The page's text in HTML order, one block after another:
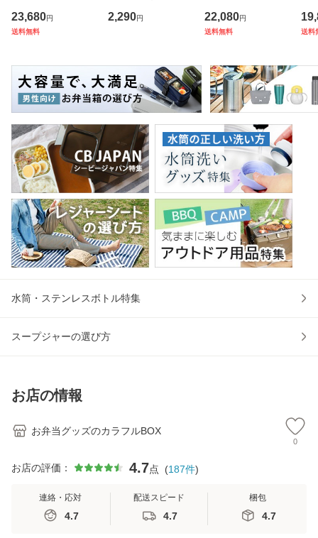
奥行き45cm キャ
スター付き 折りた
ッキング 会議机 ミ
ーティング
23,680円
送料無料
フタ付き ステンレ
ス JDG-352 （ Th
マグ カップ 保温
保冷 保温
2,290円
上置きセット ショ
ーケース （ ウィス
ガラス製 ガラスケ
ース キ
22,080円
送料無料
ン
（
綿
プ
送料
水筒・ステンレスボトル特集
スープジャーの選び方
お店の情報
お弁当グッズのカラフルBOX
0
お店の評価： 4.7点 (187件)
連絡・応対
4.7
配送スピード
4.7
梱包
4.7